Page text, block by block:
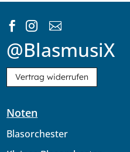
  
@BlasmusiX
Vertrag widerrufen
Noten
Blasorchester